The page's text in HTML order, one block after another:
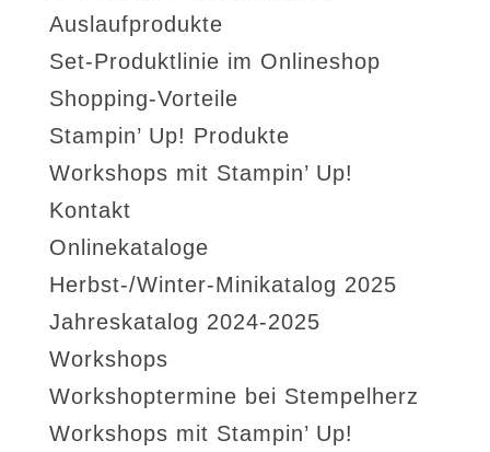
Auslaufprodukte
Set-Produktlinie im Onlineshop
Shopping-Vorteile
Stampin’ Up! Produkte
Workshops mit Stampin’ Up!
Kontakt
Onlinekataloge
Herbst-/Winter-Minikatalog 2025
Jahreskatalog 2024-2025
Workshops
Workshoptermine bei Stempelherz
Workshops mit Stampin’ Up!